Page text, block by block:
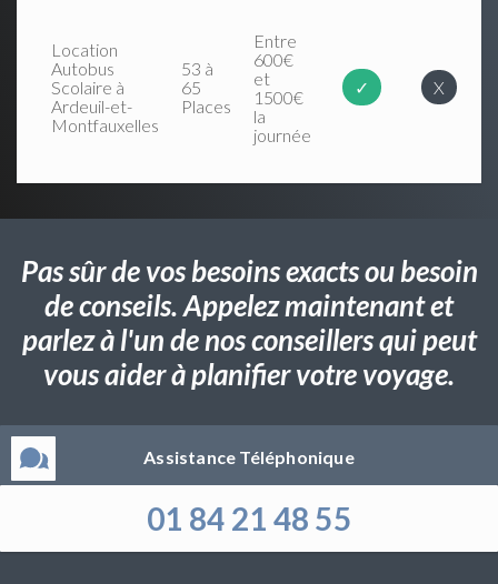
Location
Autobus
Scolaire à
Ardeuil-et-
Montfauxelles
53 à
65
Places
Entre
600€
et
1500€
la
journée
✓ X
Pas sûr de vos besoins exacts ou besoin
de conseils. Appelez maintenant et
parlez à l'un de nos conseillers qui peut
vous aider à planifier votre voyage.
Assistance Téléphonique
01 84 21 48 55